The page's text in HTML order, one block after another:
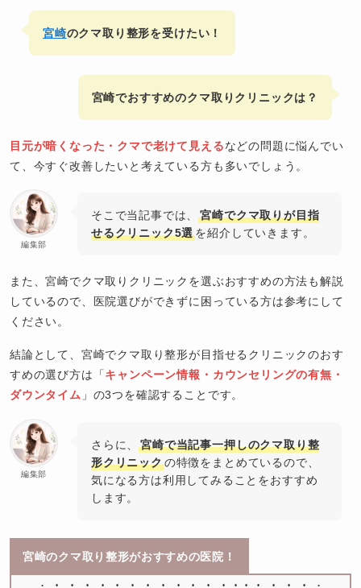
宮崎のクマ取り整形を受けたい！
宮崎でおすすめのクマ取りクリニックは？
目元が暗くなった・クマで老けて見えるなどの問題に悩んでい
て、今すぐ改善したいと考えている方も多いでしょう。
編集部
そこで当記事では、宮崎でクマ取りが目指
せるクリニック5選を紹介していきます。
また、宮崎でクマ取りクリニックを選ぶおすすめの方法も解説
しているので、医院選びができずに困っている方は参考にして
ください。
結論として、宮崎でクマ取り整形が目指せるクリニックのおす
すめの選び方は「キャンペーン情報・カウンセリングの有無・
ダウンタイム 」の3つを確認することです。
編集部
さらに、宮崎で当記事一押しのクマ取り整
形クリニックの特徴をまとめているので、
気になる方は利用してみることをおすすめ
します。
宮崎のクマ取り整形がおすすめの医院！